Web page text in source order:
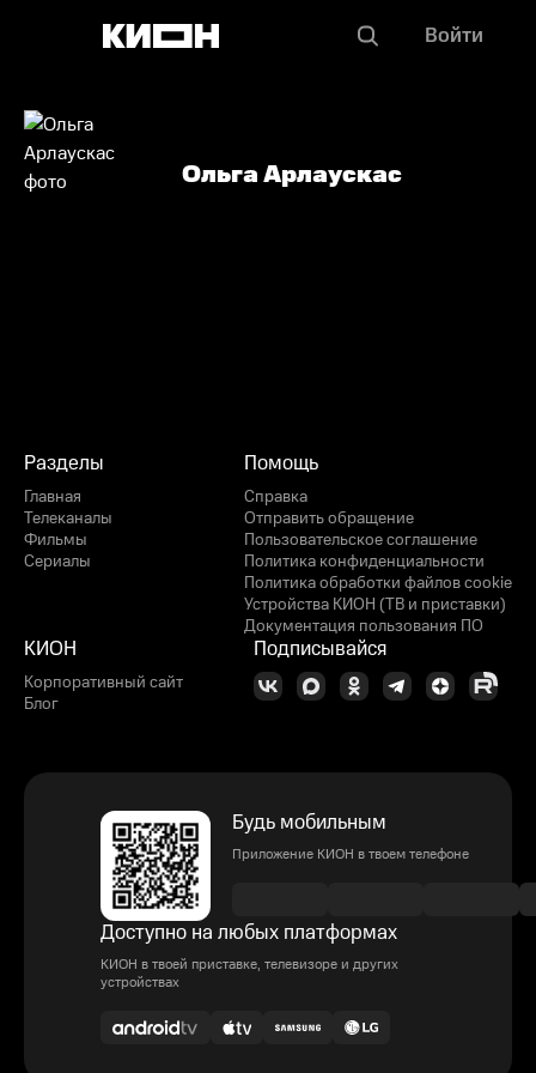
Войти
Ольга Арлаускас
Разделы
Главная
Телеканалы
Фильмы
Сериалы
Помощь
Справка
Отправить обращение
Пользовательское соглашение
Политика конфиденциальности
Политика обработки файлов cookie
Устройства КИОН (ТВ и приставки)
Документация пользования ПО
КИОН
Корпоративный сайт
Блог
Подписывайся
Будь мобильным
Приложение КИОН в твоем телефоне
Доступно на любых платформах
КИОН в твоей приставке, телевизоре и других
устройствах